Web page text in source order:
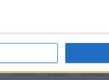
VIERNES SÁBADO DOMINGO